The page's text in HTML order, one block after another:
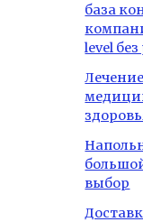
база
level
выбор